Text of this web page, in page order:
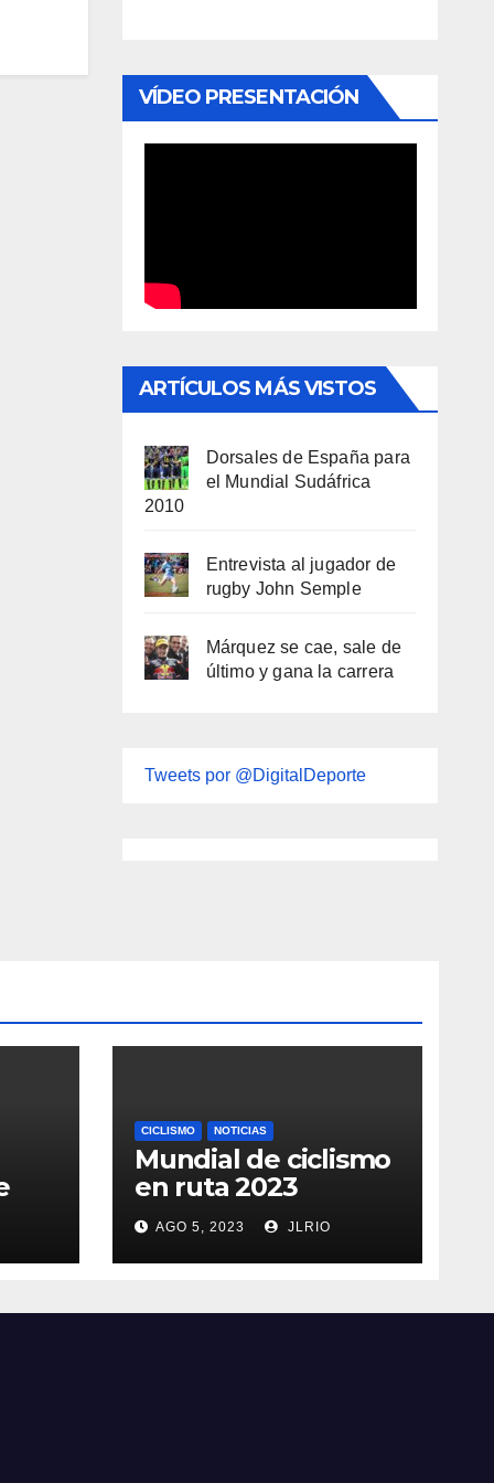
VÍDEO PRESENTACIÓN
ARTÍCULOS MÁS VISTOS
Dorsales de España para
el Mundial Sudáfrica
2010
Entrevista al jugador de
rugby John Semple
Márquez se cae, sale de
último y gana la carrera
Tweets por @DigitalDeporte
CICLISMO NOTICIAS
Mundial de ciclismo
en ruta 2023
AGO 5, 2023 JLRIO